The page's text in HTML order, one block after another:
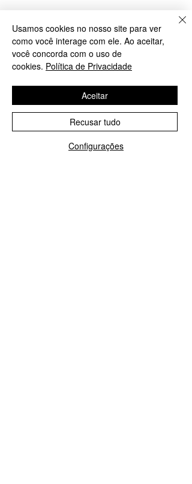
Usamos cookies no nosso site para ver
como você interage com ele. Ao aceitar,
você concorda com o uso de
cookies. Política de Privacidade
Configurações
Recusar tudo
Aceitar